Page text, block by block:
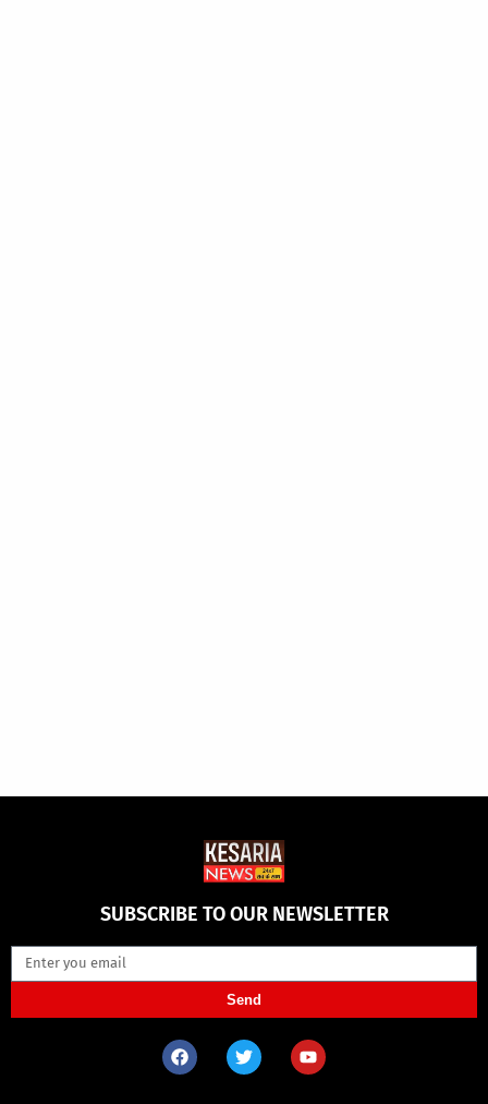
SUBSCRIBE TO OUR NEWSLETTER
Send